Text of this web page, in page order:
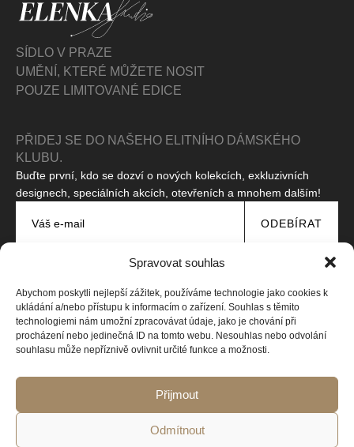
Spravovat souhlas
Abychom poskytli nejlepší zážitek, používáme technologie jako cookies k
ukládání a/nebo přístupu k informacím o zařízení. Souhlas s těmito
technologiemi nám umožní zpracovávat údaje, jako je chování při
procházení nebo jedinečná ID na tomto webu. Nesouhlas nebo odvolání
souhlasu může nepříznivě ovlivnit určité funkce a možnosti.
Přijmout
Odmítnout
SÍDLO V PRAZE
UMĚNÍ, KTERÉ MŮŽETE NOSIT
POUZE LIMITOVANÉ EDICE
PŘIDEJ SE DO NAŠEHO ELITNÍHO DÁMSKÉHO
KLUBU.
Buďte první, kdo se dozví o nových kolekcích, exkluzivních
designech, speciálních akcích, otevřeních a mnohem dalším!
ODEBÍRAT
zasílání propagačních zpráv.Přečtěte si naše zásady
Tento web je chráněn pomocí reCAPTCHA a platíZásady ochrany
soukromíaSmluvní podmínkyspolečnosti Google.
Copyright © 2026 Všechna práva vyhrazena